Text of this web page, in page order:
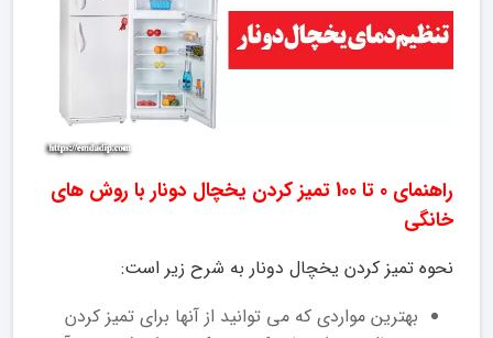
راهنمای 0 تا 100 تمیز کردن یخچال دونار با روش های
خانگی
نحوه تمیز کردن یخچال دونار به شرح زیر است:
بهترین مواردی که می توانید از آنها برای تمیز کردن